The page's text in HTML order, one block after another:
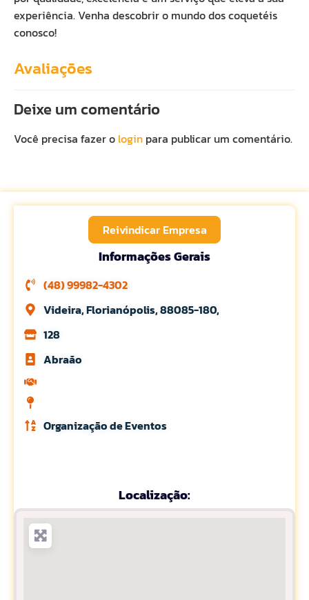
experiência. Venha descobrir o mundo dos coquetéis
conosco!
Avaliações
Deixe um comentário
Você precisa fazer o login para publicar um comentário.
Reivindicar Empresa
Informações Gerais
(48) 99982-4302
Videira, Florianópolis, 88085-180,
128
Abraăo
Organização de Eventos
Localização: